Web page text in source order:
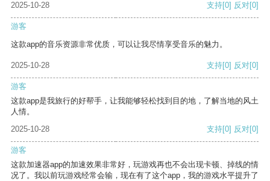
2025-10-28
支持[0] 反对[0]
游客
这款app的音乐资源非常优质，可以让我尽情享受音乐的魅力。
2025-10-28 支持[0] 反对[0]
游客
这款app是我旅行的好帮手，让我能够轻松找到目的地，了解当地的风土
人情。
2025-10-28
支持[0] 反对[0]
游客
这款加速器app的加速效果非常好，玩游戏再也不会出现卡顿、掉线的情
况了。我以前玩游戏经常会输，现在有了这个app，我的游戏水平提升了